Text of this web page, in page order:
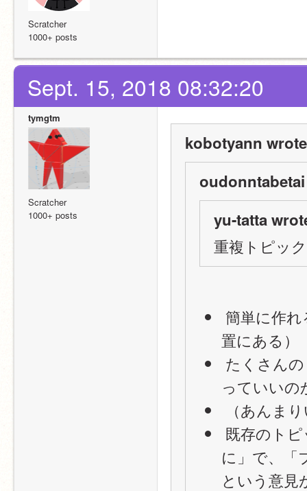
Scratcher
1000+ posts
Sept. 15, 2018 08:32:20
tymgtm
Scratcher
1000+ posts
kobotyann
yu-tatta
重複トピッ
置にある）
っていいの
（あんま
に」で、「
という意